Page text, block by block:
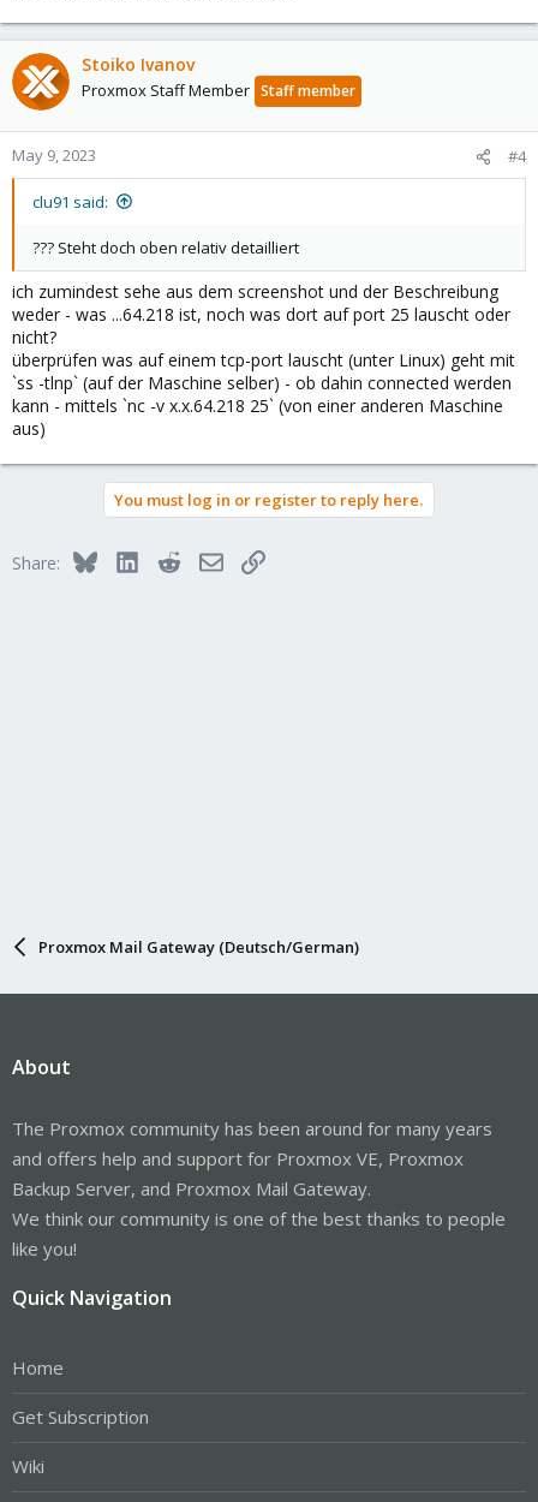
Stoiko Ivanov
Proxmox Staff Member Staff member
May 9, 2023 #4
clu91 said:
??? Steht doch oben relativ detailliert
ich zumindest sehe aus dem screenshot und der Beschreibung
weder - was ...64.218 ist, noch was dort auf port 25 lauscht oder
nicht?
überprüfen was auf einem tcp-port lauscht (unter Linux) geht mit
`ss -tlnp` (auf der Maschine selber) - ob dahin connected werden
kann - mittels `nc -v x.x.64.218 25` (von einer anderen Maschine
aus)
You must log in or register to reply here.
Share: BlueskyLinkedInRedditEmailLink
Proxmox Mail Gateway (Deutsch/German)
About
The Proxmox community has been around for many years
and offers help and support for Proxmox VE, Proxmox
Backup Server, and Proxmox Mail Gateway.
We think our community is one of the best thanks to people
like you!
Quick Navigation
Home
Get Subscription
Wiki